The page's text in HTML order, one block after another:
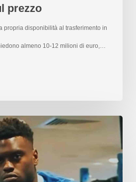
prezzo
propria disponibilità al trasferimento in
almeno 10-12 milioni di euro,…